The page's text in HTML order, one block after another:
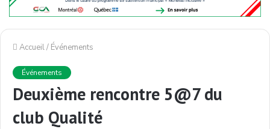
Accueil/ Événements
Événements
Deuxième rencontre 5@7 du
club Qualité